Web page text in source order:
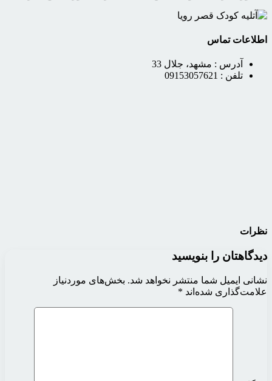
اطلاعات تماس
آدرس : مشهد، جلال 33
تلفن : 09153057621
نظرات
دیدگاهتان را بنویسید
نشانی ایمیل شما منتشر نخواهد شد. بخش‌های موردنیاز
علامت‌گذاری شده‌اند *